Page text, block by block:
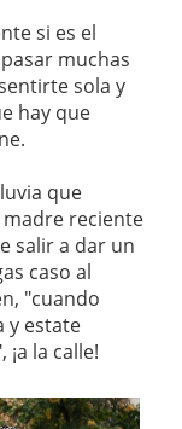
si es el
muchas
sola y
hay que
que
reciente
salir a dar un
caso al
"cuando
y estate
la calle!